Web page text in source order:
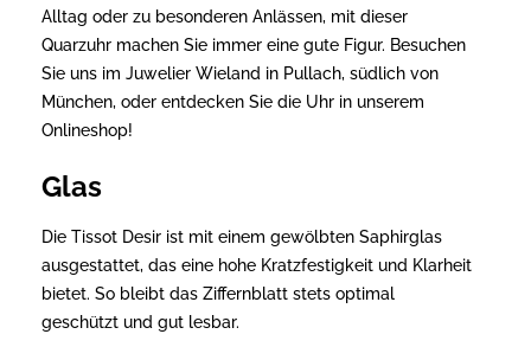
Alltag oder zu besonderen Anlässen, mit dieser
Quarzuhr machen Sie immer eine gute Figur. Besuchen
Sie uns im Juwelier Wieland in Pullach, südlich von
München, oder entdecken Sie die Uhr in unserem
Onlineshop!
Glas
Die Tissot Desir ist mit einem gewölbten Saphirglas
ausgestattet, das eine hohe Kratzfestigkeit und Klarheit
bietet. So bleibt das Ziffernblatt stets optimal
geschützt und gut lesbar.